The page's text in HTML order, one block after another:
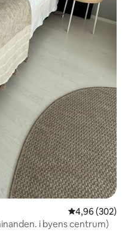
4,96 ud af 5 i
4,96 (302)
i byens centrum)